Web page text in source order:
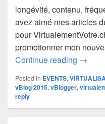
longévité, contenu,
avez aimé mes articles
pour
promotionner mon
Continue reading Votez
→
Posted in EVENTS,
vBlog 2015, vBlogger,
reply